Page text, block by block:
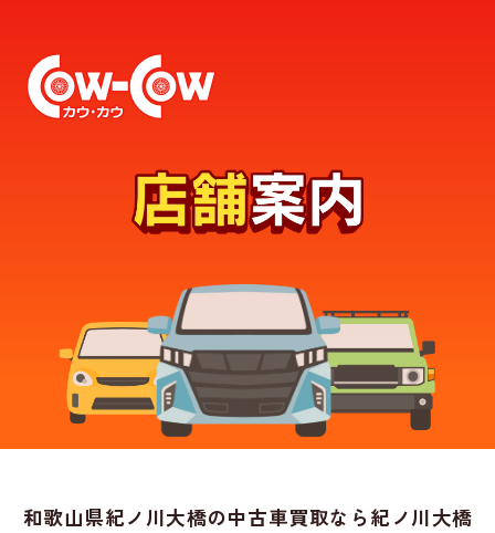
和歌山県紀ノ川大橋の中古車買取なら紀ノ川大橋